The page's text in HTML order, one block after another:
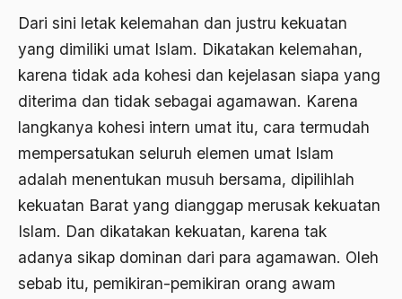
Dari sini letak kelemahan dan justru kekuatan
yang dimiliki umat Islam. Dikatakan kelemahan,
karena tidak ada kohesi dan kejelasan siapa yang
diterima dan tidak sebagai agamawan. Karena
langkanya kohesi intern umat itu, cara termudah
mempersatukan seluruh elemen umat Islam
adalah menentukan musuh bersama, dipilihlah
kekuatan Barat yang dianggap merusak kekuatan
Islam. Dan dikatakan kekuatan, karena tak
adanya sikap dominan dari para agamawan. Oleh
sebab itu, pemikiran-­pemikiran orang awam
Ahmad Dhani
Ahmad Hasan Rurbi
Ahmad Khomeini
Ahmad Syafi’i Ma’arif
Ahmad Tirtisudiro
ahmad wahib
Ahmad Wahid
Ahmadiyah